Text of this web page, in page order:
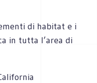
di habitat e i
in tutta l’area di